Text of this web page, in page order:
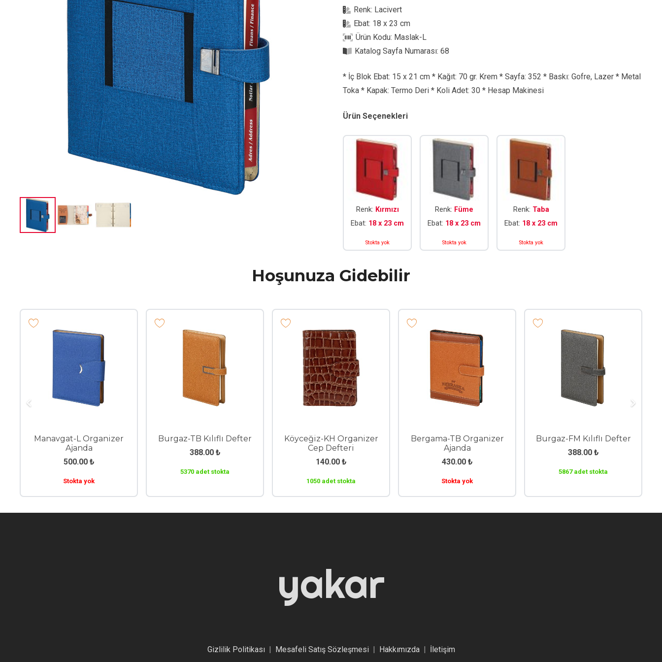
Renk: Lacivert
Ebat: 18 x 23 cm
Ürün Kodu: Maslak-L
Katalog Sayfa Numarası:68
* İç Blok Ebat: 15 x 21 cm * Kağıt: 70 gr. Krem * Sayfa: 352 * Baskı: Gofre, Lazer * Metal
Toka * Kapak: Termo Deri * Koli Adet: 30 * Hesap Makinesi
Ürün Seçenekleri
Renk: Kırmızı
Ebat: 18 x 23 cm
Stokta yok
Renk: Füme
Ebat: 18 x 23 cm
Stokta yok
Renk: Taba
Ebat: 18 x 23 cm
Stokta yok
Hoşunuza Gidebilir
Manavgat-L Organizer
Ajanda
500.00 ₺
Stokta yok
Burgaz-TB Kılıflı Defter
388.00 ₺
5370 adet stokta
Köyceğiz-KH Organizer
Cep Defteri
140.00 ₺
1050 adet stokta
Bergama-TB Organizer
Ajanda
430.00 ₺
Stokta yok
Burgaz-FM Kılıflı Defter
388.00 ₺
5867 adet stokta
yakar
Gizlilik Politikası| Mesafeli Satış Sözleşmesi| Hakkımızda| İletişim